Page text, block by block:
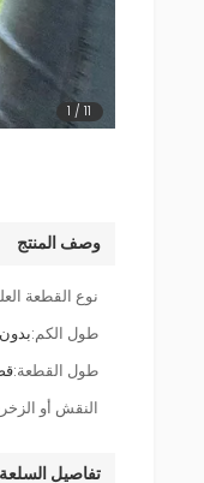
1 /11
وصف المنتج
نوع القطعة
طول الكم:
طول القطعة:
النقش أو
تفاصيل السلعة